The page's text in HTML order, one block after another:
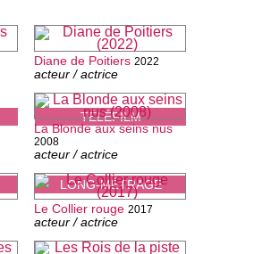
TÉLÉFILM
Diane de Poitiers 2022
acteur / actrice
LONG-MÉTRAGE
La Blonde aux seins nus
2008
acteur / actrice
Le Collier rouge 2017
acteur / actrice